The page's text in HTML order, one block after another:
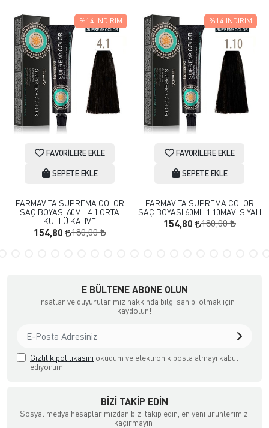
FAVORILERE EKLE
SEPETE EKLE
FARMAVİTA SUPREMA COLOR
SAÇ BOYASI 60ML 4.1 ORTA
KÜLLÜ KAHVE
154,80 180,00
%14 İNDIRIM
FAVORILERE EKLE
SEPETE EKLE
FARMAVİTA SUPREMA COLOR
SAÇ BOYASI 60ML 1.10MAVİ SİYAH
154,80 180,00
%14 İNDIRIM
E BÜLTENE ABONE OLUN
Fırsatlar ve duyurularımız hakkında bilgi sahibi olmak için
kaydolun!
Gizlilik politikasını okudum ve elektronik posta almayı kabul
ediyorum.
BIZI TAKIP EDIN
Sosyal medya hesaplarımızdan bizi takip edin, en yeni ürünlerimizi
kaçırmayın!